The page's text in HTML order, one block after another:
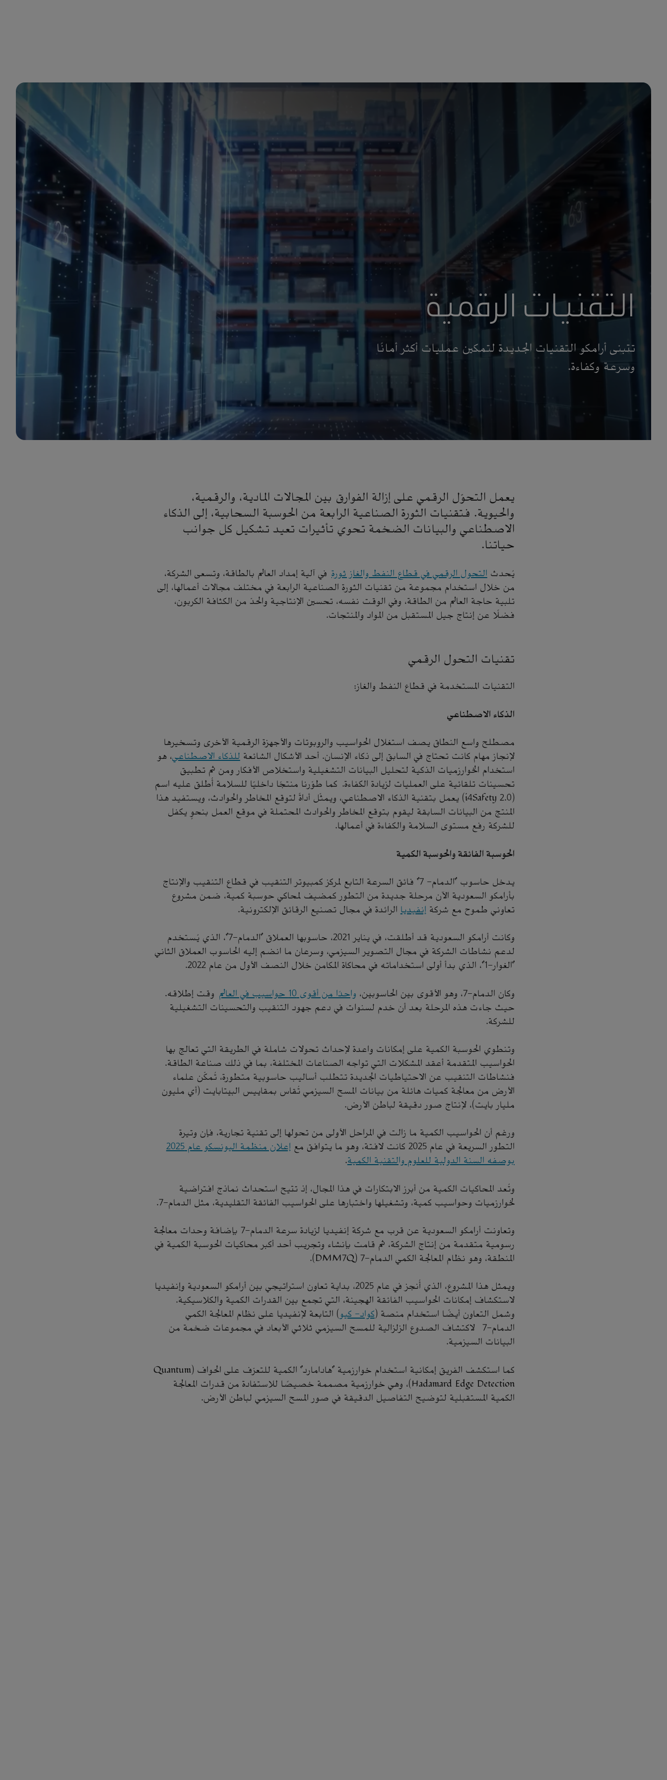
التقنيات الرقمية
تتبنى أرامكو التقنيات الجديدة لتمكين عمليات أكثر أمانًا
وسرعة وكفاءة.
يعمل التحوّل الرقمي على إزالة الفوارق بين المجالات المادية، والرقمية،
والحيوية. فتقنيات الثورة الصناعية الرابعة من الحوسبة السحابية، إلى الذكاء
الاصطناعي والبيانات الضخمة تحوي تأثيرات تعيد تشكيل كل جوانب
حياتنا.
يُحدث التحول الرقمي في قطاع النفط والغاز ثورة في آلية إمداد العالم بالطاقة، وتسعى الشركة،
من خلال استخدام مجموعة من تقنيات الثورة الصناعية الرابعة في مختلف مجالات أعمالها، إلى
تلبية حاجة العالم من الطاقة، وفي الوقت نفسه، تحسين الإنتاجية والحدّ من الكثافة الكربون،
فضلًا عن إنتاج جيل المستقبل من المواد والمنتجات.
تقنيات التحول الرقمي
التقنيات المستخدمة في قطاع النفط والغاز:
الذكاء الاصطناعي
مصطلح واسع النطاق يصف استغلال الحواسيب والروبوتات والأجهزة الرقمية الأخرى وتسخيرها
لإنجاز مهام كانت تحتاج في السابق إلى ذكاء الإنسان. أحد الأشكال الشائعة للذكاء الاصطناعي، هو
استخدام الخوارزميات الذكية لتحليل البيانات التشغيلية واستخلاص الأفكار ومن ثم تطبيق
تحسينات تلقائية على العمليات لزيادة الكفاءة. كما طوّرنا منتجًا داخليًا للسلامة أُطلق عليه اسم
(i4Safety 2.0) يعمل بتقنية الذكاء الاصطناعي، ويمثّل أداةً لتوقع المخاطر والحوادث، ويستفيد هذا
المنتج من البيانات السابقة ليقوم بتوقع المخاطر والحوادث المحتملة في موقع العمل بنحوٍ يكفل
للشركة رفع مستوى السلامة والكفاءة في أعمالها.
الحوسبة الفائقة والحوسبة الكمية
يدخل حاسوب "الدمام- 7" فائق السرعة التابع لمركز كمبيوتر التنقيب في قطاع التنقيب والإنتاج
بأرامكو السعودية الآن مرحلة جديدة من التطور كمضيف لمحاكي حوسبة كمية، ضمن مشروع
تعاوني طموح مع شركة إنفيديا الرائدة في مجال تصنيع الرقائق الإلكترونية.
وكانت أرامكو السعودية قد أطلقت، في يناير 2021، حاسوبها العملاق "الدمام-7"، الذي يُستخدم
لدعم نشاطات الشركة في مجال التصوير السيزمي، وسرعان ما انضم إليه الحاسوب العملاق الثاني
"الغوار-1"، الذي بدأ أولى استخداماته في محاكاة المكامن خلال النصف الأول من عام 2022.
وكان الدمام-7، وهو الأقوى بين الحاسوبين، واحدًا من أقوى 10 حواسيب في العالم
وقت إطلاقه.
حيث جاءت هذه المرحلة بعد أن خدم لسنوات في دعم جهود التنقيب والتحسينات التشغيلية
للشركة.
وتنطوي الحوسبة الكمية على إمكانات واعدة لإحداث تحولات شاملة في الطريقة التي تعالج بها
الحواسيب المتقدمة أعقد المشكلات التي تواجه الصناعات المختلفة، بما في ذلك صناعة الطاقة.
فنشاطات التنقيب عن الاحتياطيات الجديدة تتطلب أساليب حاسوبية متطورة، تُمكّن علماء
الأرض من معالجة كميات هائلة من بيانات المسح السيزمي تُقاس بمقاييس البيتابايت (أي مليون
مليار بايت)، لإنتاج صور دقيقة لباطن الأرض.
ورغم أن الحواسيب الكمية ما زالت في المراحل الأولى من تحولها إلى تقنية تجارية، فإن وتيرة
التطور السريعة في عام 2025 كانت لافتة، وهو ما يتوافق مع
إعلان منظمة اليونسكو عام 2025
بوصفه السنة الدولية للعلوم والتقنية الكمية.
وتُعد المحاكيات الكمية من أبرز الابتكارات في هذا المجال، إذ تتيح استحداث نماذج افتراضية
لخوارزميات وحواسيب كمية، وتشغيلها واختبارها على الحواسيب الفائقة التقليدية، مثل الدمام-7.
وتعاونت أرامكو السعودية عن قرب مع شركة إنفيديا لزيادة سرعة الدمام-7 بإضافة وحدات معالجة
رسومية متقدمة من إنتاج الشركة، ثم قامت بإنشاء وتجريب أحد أكبر محاكيات الحوسبة الكمية في
المنطقة، وهو نظام المعالجة الكمي الدمام-7 (DMM7Q).
ويمثل هذا المشروع، الذي أُنجز في عام 2025، بداية تعاون استراتيجي بين أرامكو السعودية وإنفيديا
لاستكشاف إمكانات الحواسيب الفائقة الهجينة، التي تجمع بين القدرات الكمية والكلاسيكية.
وشمل التعاون أيضًا استخدام منصة (كواد- كيو ) التابعة لإنفيديا على نظام المعالجة الكمي
الدمام-7 لاكتشاف الصدوع الزلزالية للمسح السيزمي ثلاثي الأبعاد في مجموعات ضخمة من
البيانات السيزمية.
كما استكشف الفريق إمكانية استخدام خوارزمية "هادامارد" الكمية للتعرّف على الحواف (Quantum
Hadamard Edge Detection)، وهي خوارزمية مصممة خصيصًا للاستفادة من قدرات المعالجة
الكمية المستقبلية لتوضيح التفاصيل الدقيقة في صور المسح السيزمي لباطن الأرض.